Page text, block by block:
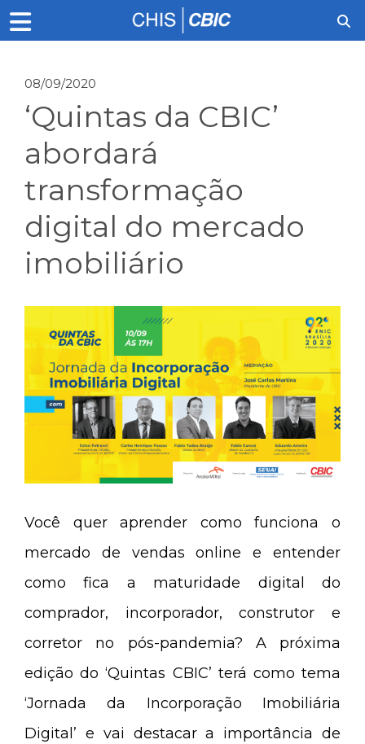
08/09/2020
‘Quintas da CBIC’
abordará
transformação
digital do mercado
imobiliário
Você quer aprender como funciona o
mercado de vendas online e entender
como fica a maturidade digital do
comprador, incorporador, construtor e
corretor no pós-pandemia? A próxima
edição do ‘Quintas CBIC’ terá como tema
‘Jornada da Incorporação Imobiliária
Digital’ e vai destacar a importância de